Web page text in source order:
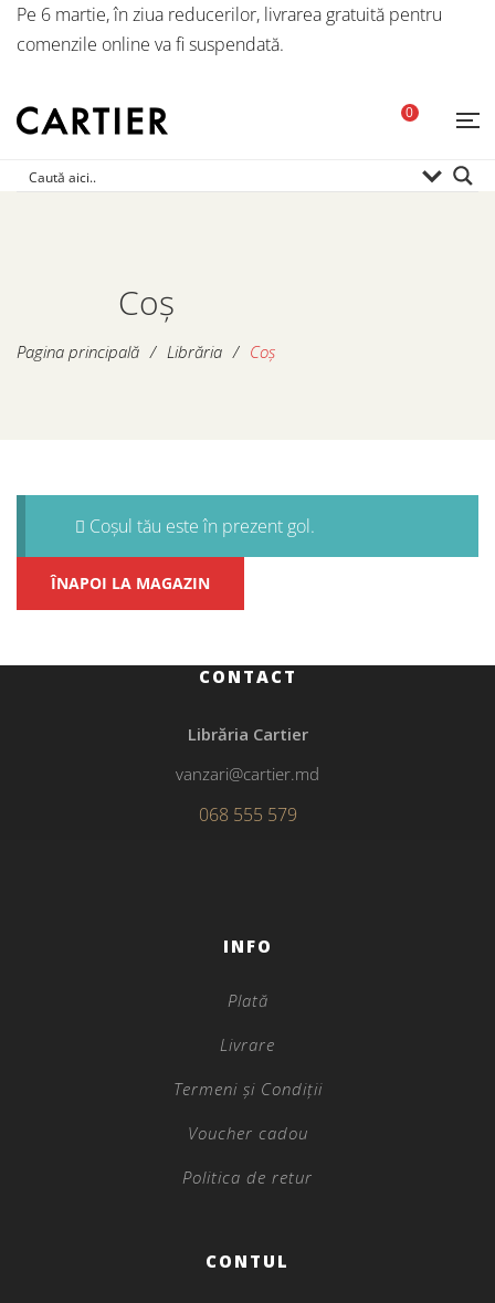
Pe 6 martie, în ziua reducerilor, livrarea gratuită pentru
comenzile online va fi suspendată.
0
Coș
Pagina principală / Librăria / Coș
Coșul tău este în prezent gol.
ÎNAPOI LA MAGAZIN
CONTACT
Librăria Cartier
vanzari@cartier.md
068 555 579
INFO
Plată
Livrare
Termeni și Condiții
Voucher cadou
Politica de retur
CONTUL